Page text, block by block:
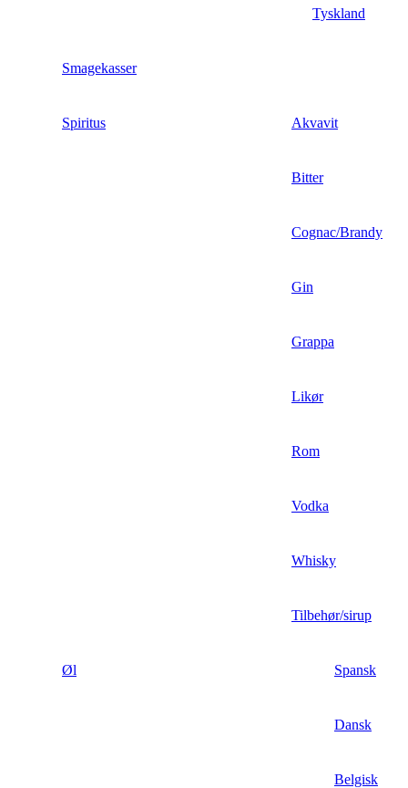
Tyskland
Smagekasser
Spiritus Akvavit
Bitter
Cognac/Brandy
Gin
Grappa
Likør
Rom
Vodka
Whisky
Tilbehør/sirup
Øl Spansk
Dansk
Belgisk